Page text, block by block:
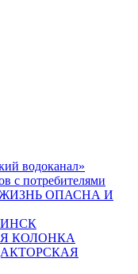
водоканал»
с потребителями
ОПАСНА И
КОЛОНКА